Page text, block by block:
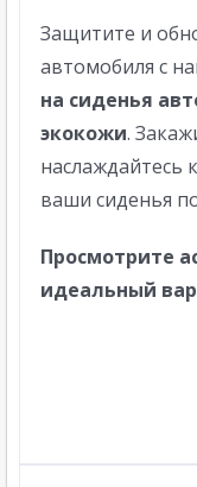
Защитите и
автомобиля с
на сиденья
экокожи.
наслаждайтесь
ваши сиденья
Просмотрите
идеальный